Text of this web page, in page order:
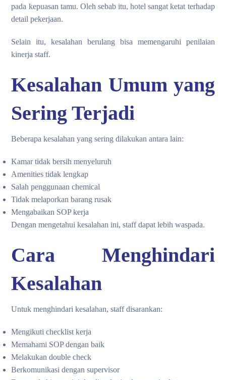
pada kepuasan tamu. Oleh sebab itu, hotel sangat ketat terhadap
detail pekerjaan.
Selain itu, kesalahan berulang bisa memengaruhi penilaian
kinerja staff.
Kesalahan Umum yang
Sering Terjadi
Beberapa kesalahan yang sering dilakukan antara lain:
Kamar tidak bersih menyeluruh
Amenities tidak lengkap
Salah penggunaan chemical
Tidak melaporkan barang rusak
Mengabaikan SOP kerja
Dengan mengetahui kesalahan ini, staff dapat lebih waspada.
Cara Menghindari
Kesalahan
Untuk menghindari kesalahan, staff disarankan:
Mengikuti checklist kerja
Memahami SOP dengan baik
Melakukan double check
Berkomunikasi dengan supervisor